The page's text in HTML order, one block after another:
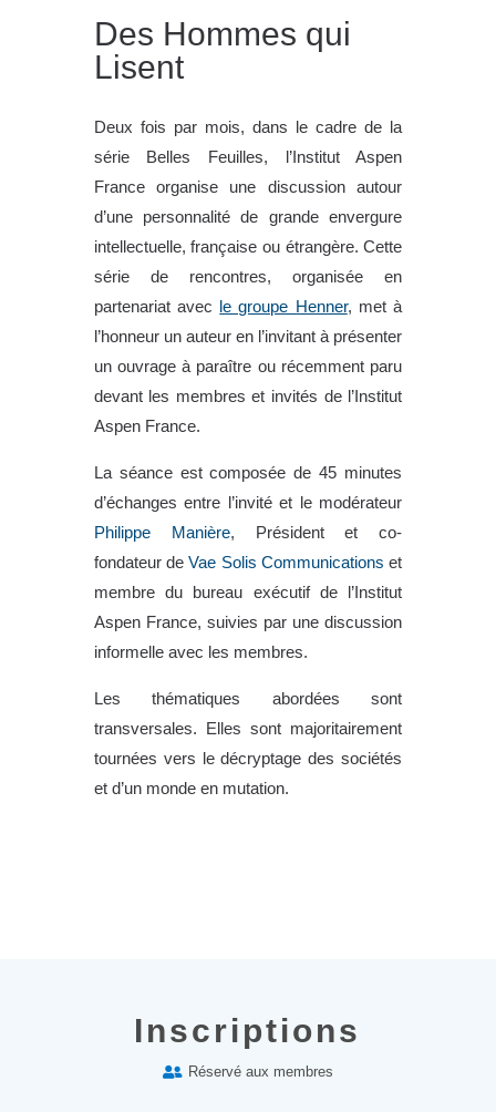
Des Hommes qui
Lisent
Deux fois par mois, dans le cadre de la
série Belles Feuilles, l’Institut Aspen
France organise une discussion autour
d’une personnalité de grande envergure
intellectuelle, française ou étrangère. Cette
série de rencontres, organisée en
partenariat avec le groupe Henner, met à
l’honneur un auteur en l’invitant à présenter
un ouvrage à paraître ou récemment paru
devant les membres et invités de l’Institut
Aspen France.
La séance est composée de 45 minutes
d’échanges entre l’invité et le modérateur
Philippe Manière, Président et co-
fondateur deVae Solis Communications et
membre du bureau exécutif de l’Institut
Aspen France, suivies par une discussion
informelle avec les membres.
Les thématiques abordées sont
transversales. Elles sont majoritairement
tournées vers le décryptage des sociétés
et d’un monde en mutation.
Inscriptions
 Réservé aux membres